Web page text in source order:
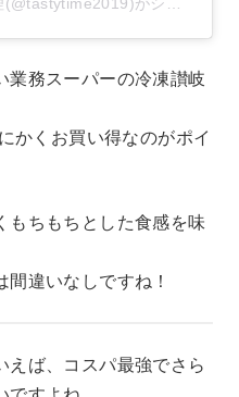
業務スーパーの冷凍讃岐
かくお買い得なのがポイ
もちもちとした食感を味
違いなしですね！
ば、コスパ最強でさら